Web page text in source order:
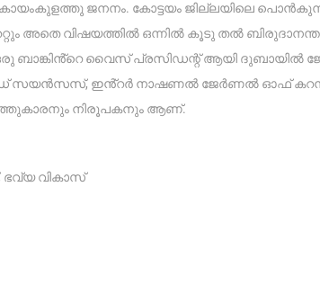
ജനനം. കോട്ടയം ജില്ലയിലെ
അതെ വിഷയത്തിൽ ഒന്നിൽ കൂടു തൽ
ബാങ്കിൻ്റെ വൈസ് പ്രസിഡന്റ് ആയി ദുബായിൽ
ഇൻ്റർ നാഷണൽ ജേർണൽ ഓഫ് കറൻ്റ്
നിരൂപകനും ആണ്.
ഭവ്യ വികാസ്